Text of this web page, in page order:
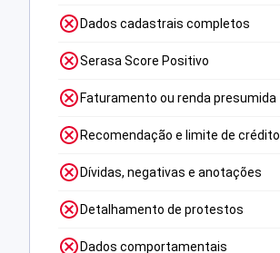
Dados cadastrais completos
Serasa Score Positivo
Faturamento ou renda presumida
Recomendação e limite de crédito
Dívidas, negativas e anotações
Detalhamento de protestos
Dados comportamentais